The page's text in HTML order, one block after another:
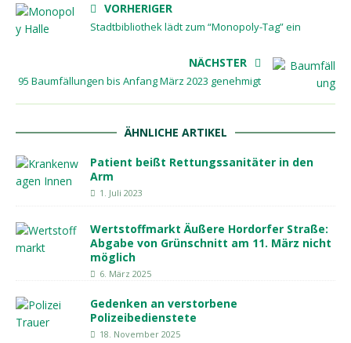
VORHERIGER
Stadtbibliothek lädt zum “Monopoly-Tag” ein
NÄCHSTER
95 Baumfällungen bis Anfang März 2023 genehmigt
ÄHNLICHE ARTIKEL
Patient beißt Rettungssanitäter in den
Arm
1. Juli 2023
Wertstoffmarkt Äußere Hordorfer Straße:
Abgabe von Grünschnitt am 11. März nicht
möglich
6. März 2025
Gedenken an verstorbene
Polizeibedienstete
18. November 2025